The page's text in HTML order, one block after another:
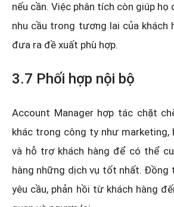
nếu cần. Việc phân tích còn giúp họ
nhu cầu trong tương lai của khách
đưa ra đề xuất phù hợp.
3.7 Phối hợp nội bộ
Account Manager hợp tác chặt
khác trong công ty như marketing,
và hỗ trợ khách hàng để có thể
hàng những dịch vụ tốt nhất. Đồng
yêu cầu, phản hồi từ khách hàng